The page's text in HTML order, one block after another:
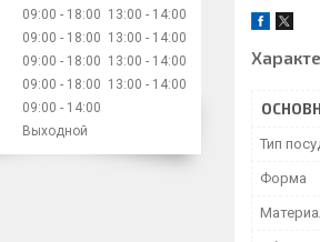
Тип
Форма
09:00 18:00 13:00
14:00
09:00 18:00 13:00
14:00
09:00 18:00 13:00
14:00
09:00 18:00 13:00
14:00
09:00
14:00
Выходной